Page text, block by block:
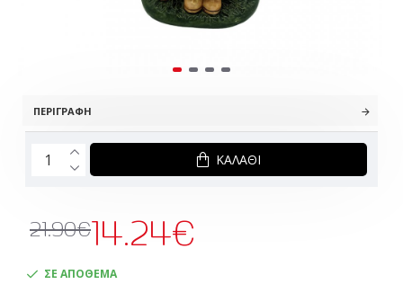
ΠΕΡΙΓΡΑΦΉ
ΣΕ ΑΠΟΘΕΜΑ
14.24€
21.90€
ΚΑΛΆΘΙ